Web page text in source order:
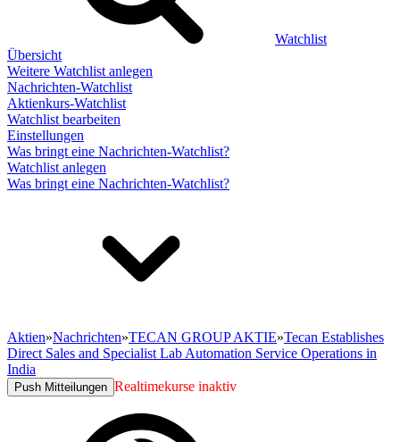
Watchlist
Übersicht
Weitere Watchlist anlegen
Nachrichten-Watchlist
Aktienkurs-Watchlist
Watchlist bearbeiten
Einstellungen
Was bringt eine Nachrichten-Watchlist?
Watchlist anlegen
Was bringt eine Nachrichten-Watchlist?
Aktien»Nachrichten»TECAN GROUP AKTIE»Tecan Establishes
Direct Sales and Specialist Lab Automation Service Operations in
India
Push Mitteilungen Realtimekurse inaktiv